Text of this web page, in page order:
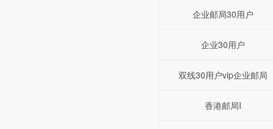
企业邮局30用户
企业30用户
双线30用户vip企业邮局
香港邮局I